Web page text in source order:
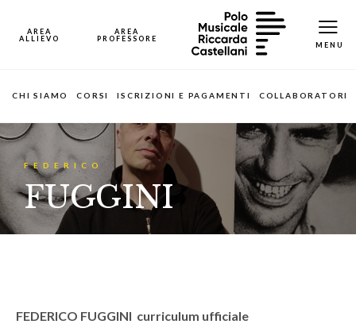
CHI SIAMO CORSI ISCRIZIONI E PAGAMENTI COLLABORATORI
FEDERICO
FUGGINI
FEDERICO FUGGINI curriculum ufficiale